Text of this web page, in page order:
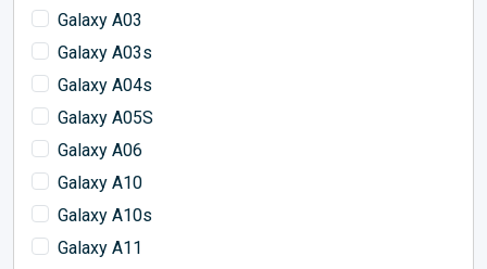
Galaxy A03
Galaxy A03s
Galaxy A04s
Galaxy A05S
Galaxy A06
Galaxy A10
Galaxy A10s
Galaxy A11